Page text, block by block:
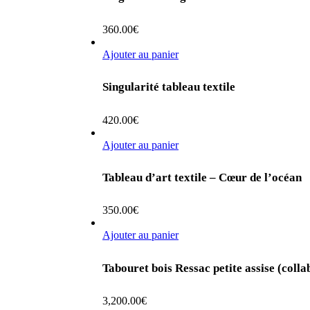
360.00€
Ajouter au panier
Singularité tableau textile
420.00€
Ajouter au panier
Tableau d’art textile – Cœur de l’océan
350.00€
Ajouter au panier
Tabouret bois Ressac petite assise
3,200.00€